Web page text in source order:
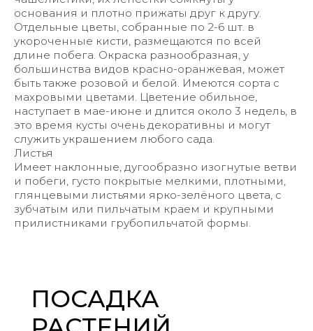
основания и плотно прижаты друг к другу.
Отдельные цветы, собранные по 2-6 шт. в
укороченные кисти, размещаются по всей
длине побега. Окраска разнообразная, у
большинства видов красно-оранжевая, может
быть также розовой и белой. Имеются сорта с
махровыми цветами. Цветение обильное,
наступает в мае-июне и длится около 3 недель, в
это время кусты очень декоративны и могут
служить украшением любого сада.
Листья
Имеет наклонные, дугообразно изогнутые ветви
и побеги, густо покрытые мелкими, плотными,
глянцевыми листьями ярко-зелёного цвета, с
зубчатым или пильчатым краем и крупными
прилистниками грубопильчатой формы.
ПОСАДКА